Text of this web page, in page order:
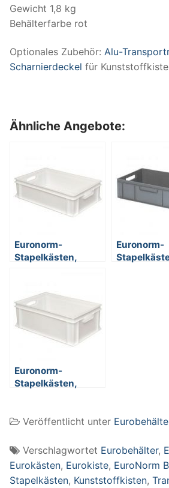
Gewicht 1,8 kg
Behälterfarbe rot
Optionales Zubehör: Alu-
Scharnierdeckel für Kunststoffkiste
Ähnliche Angebote:
Euronorm-
Stapelkästen,
mm, mit 2
Durchfaßgrifen,
Inhalt 33 Liter,
Farbe: weiß
Euronorm-
Euronorm-
Stapelkästen,
mm, mit 2
Inhalt 43 Liter,
Farbe: weiß
Veröffentlicht unter
Verschlagwortet Eurobehälter,
Eurokästen, Eurokiste, EuroNorm
Stapelkästen, Kunststoffkisten,